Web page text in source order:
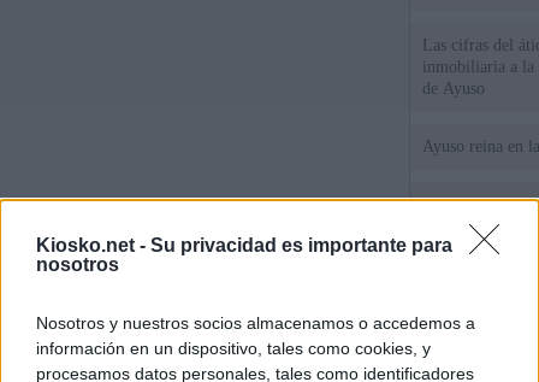
Kiosko.net - Su privacidad es importante para
nosotros
Nosotros y nuestros socios almacenamos o accedemos a
información en un dispositivo, tales como cookies, y
procesamos datos personales, tales como identificadores
Las cifras del
inmobiliaria a la
de Ayuso
Ayuso reina en
El juez propone
la filtración de
jefa" Ayuso
WhatsApp,
un nuevo cruce
15 de agosto